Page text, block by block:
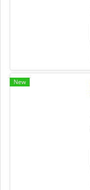
New